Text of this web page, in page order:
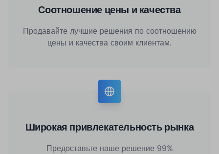
Соотношение цены и качества
Продавайте лучшие решения по соотношению
цены и качества своим клиентам.
Широкая привлекательность рынка
Предоставьте наше решение 99%